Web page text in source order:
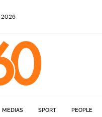
2026
MÉDIAS SPORT PEOPLE